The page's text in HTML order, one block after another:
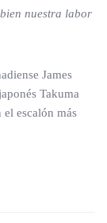
nuestra labor
James
Takuma
escalón más